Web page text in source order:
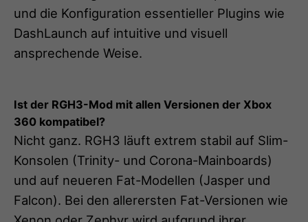
und die Konfiguration essentieller Plugins wie
DashLaunch auf intuitive und visuell
ansprechende Weise.
Ist der RGH3-Mod mit allen Versionen der Xbox
360 kompatibel?
Nicht ganz. RGH3 läuft extrem stabil auf Slim-
Konsolen (Trinity- und Corona-Mainboards)
und auf neueren Fat-Modellen (Jasper und
Falcon). Bei den allerersten Fat-Versionen wie